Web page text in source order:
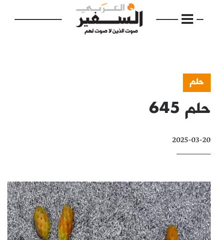
الرئيسية
إفتتاحية
دفاتر
بالصورة
كتّابنا
حلم
حلم 645
2025-03-20